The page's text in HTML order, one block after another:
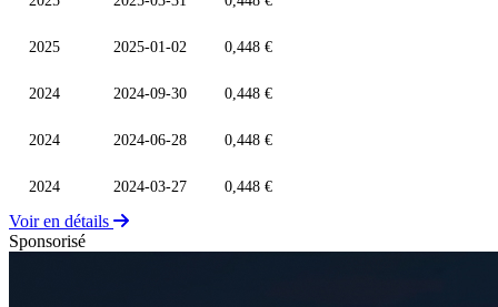
2025 2025-01-02 0,448 €
2024 2024-09-30 0,448 €
2024 2024-06-28 0,448 €
2024 2024-03-27 0,448 €
Voir en détails
Sponsorisé